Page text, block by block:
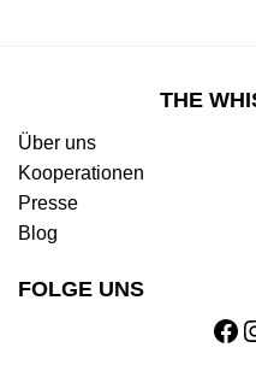
THE
Über uns
Kooperationen
Presse
Blog
FOLGE UNS